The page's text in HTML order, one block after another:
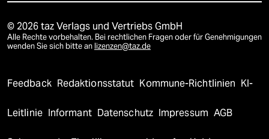
© 2026 taz Verlags und Vertriebs GmbH
Alle Rechte vorbehalten. Bei rechtlichen Fragen oder für Genehmigungen
wenden Sie sich bitte an lizenzen@taz.de
Feedback Redaktionsstatut Kommune-Richtlinien KI-
Leitlinie Informant Datenschutz Impressum AGB